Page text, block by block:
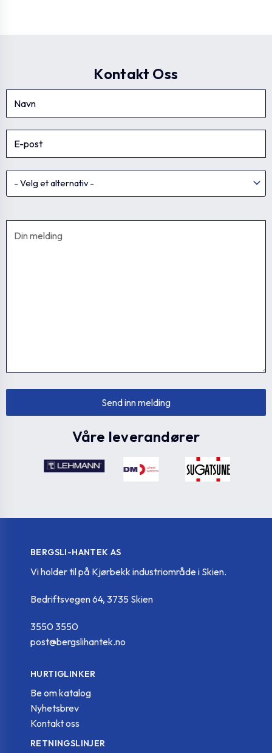
Kontakt Oss
Våre leverandører
BERGSLI-HANTEK AS
Vi holder til på Kjørbekk industriområde i Skien.
Bedriftsvegen 64, 3735 Skien
3550 3550
post@bergslihantek.no
HURTIGLINKER
Be om katalog
Nyhetsbrev
Kontakt oss
RETNINGSLINJER